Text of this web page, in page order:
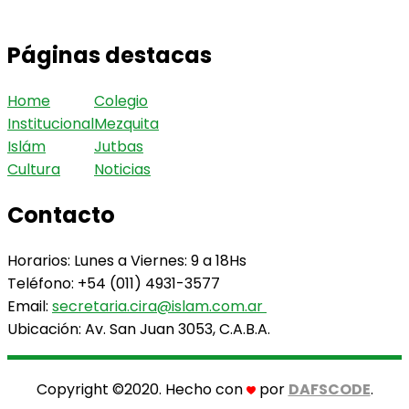
Páginas destacas
Home
Institucional
Islám
Cultura
Colegio
Mezquita
Jutbas
Noticias
Contacto
Horarios: Lunes a Viernes: 9 a 18Hs
Teléfono: +54 (011) 4931-3577
Email: secretaria.cira@islam.com.ar
Ubicación: Av. San Juan 3053, C.A.B.A.
Copyright ©2020. Hecho con por DAFSCODE.